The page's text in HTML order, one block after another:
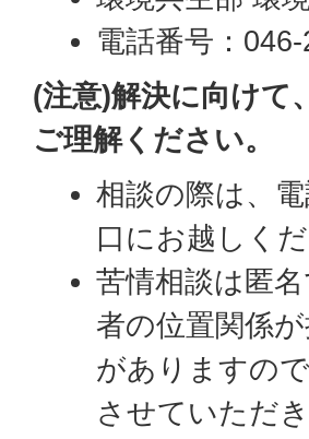
電話番号：
(注意)解決に向けて
ご理解ください。
相談の際は、
口にお越しくだ
苦情相談は匿
者の位置関係
がありますの
させていただ